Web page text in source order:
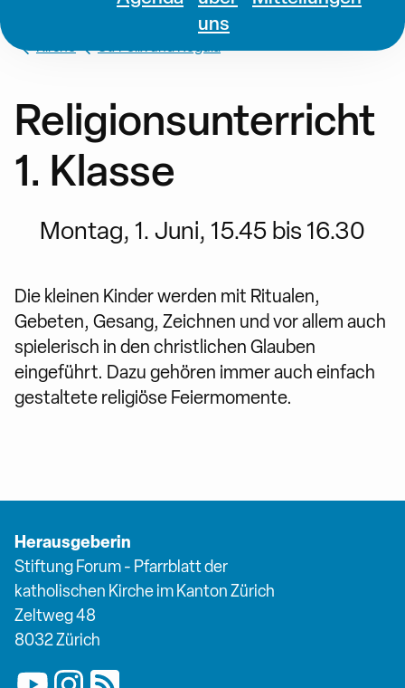
uns
Kirche St. Felix und Regula
Religionsunterricht
1. Klasse
Montag, 1. Juni, 15.45 bis 16.30
Die kleinen Kinder werden mit Ritualen,
Gebeten, Gesang, Zeichnen und vor allem auch
spielerisch in den christlichen Glauben
eingeführt. Dazu gehören immer auch einfach
gestaltete religiöse Feiermomente.
Herausgeberin
Stiftung Forum - Pfarrblatt der
katholischen Kirche im Kanton Zürich
Zeltweg 48
8032 Zürich